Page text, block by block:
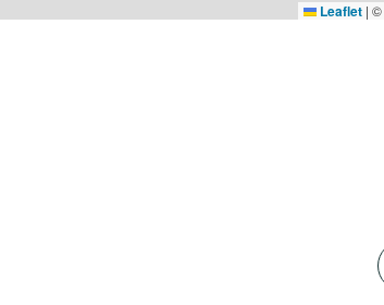
Leaflet | ©